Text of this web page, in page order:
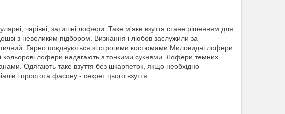
чарівні, затишні лофери. Таке м'яке взуття стане рішенням для
з невеликим підбором. Визнання і любов заслужили за
Гарно поєднуються зі строгими костюмами.Миловидні лофери
лофери надягають з тонкими сукнями. Лофери темних
Одягають таке взуття без шкарпеток, якщо необхідно
і простота фасону - секрет цього взуття